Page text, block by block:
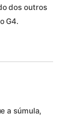
dos outros
G4.
a súmula,